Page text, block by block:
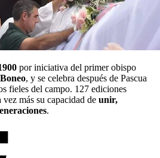
por iniciativa del primer obispo
, y se celebra después de Pascua
fieles del campo. 127 ediciones
más su capacidad de unir,
.